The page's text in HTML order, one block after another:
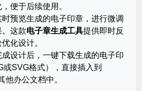
便于后续使用。
时预览生成的电子印章，进行微调
。这款电子章生成工具提供即时反
化设计。
成设计后，一键下载生成的电子印
或SVG格式），直接插入到
他办公文档中。